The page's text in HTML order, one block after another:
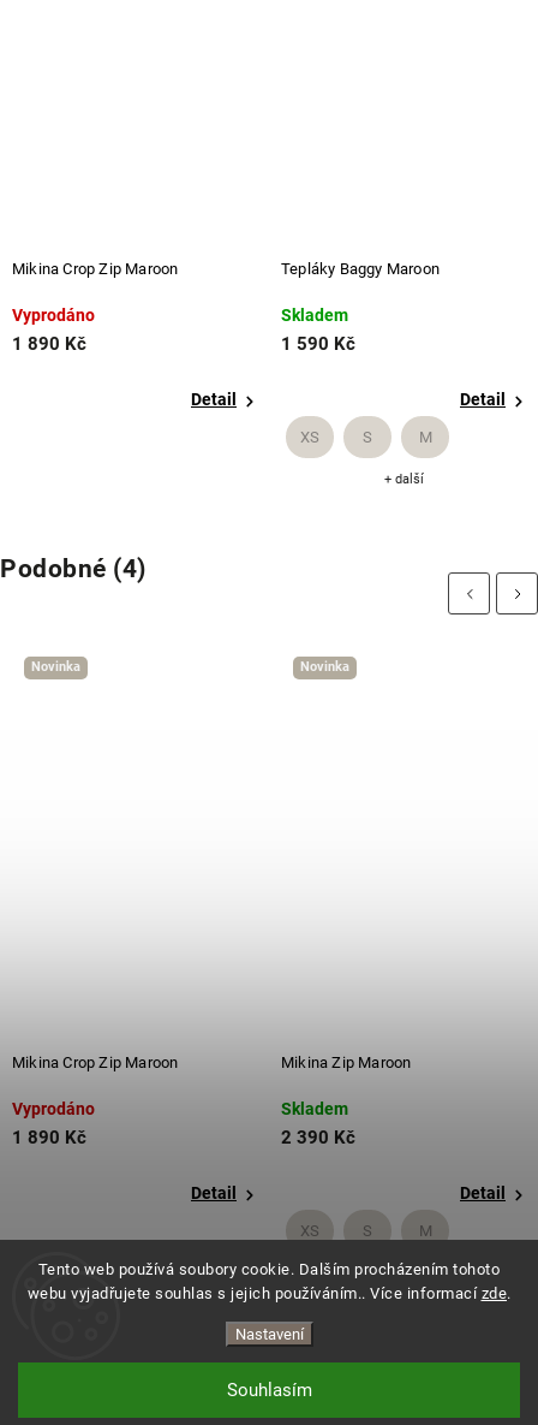
Tento web používá soubory cookie. Dalším procházením tohoto
webu vyjadřujete souhlas s jejich používáním.. Více informací zde.
Nastavení
Souhlasím
Mikina Crop Zip Maroon
Vyprodáno
1 890 Kč
Detail
Tepláky Baggy Maroon
Skladem
1 590 Kč
Detail
XS S M
+ další
Podobné (4)
Previous
Novinka
Mikina Crop Zip Maroon
Vyprodáno
1 890 Kč
Detail
Novinka
Mikina Zip Maroon
Skladem
2 390 Kč
Detail
XS S M
+ další
Next
ES.LEVITATE. Všechna práva vyhrazena.